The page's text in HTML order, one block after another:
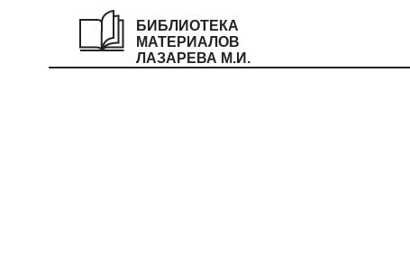
БИБЛИОТЕКА
МАТЕРИАЛОВ
ЛАЗАРЕВА М.И.